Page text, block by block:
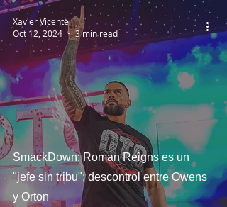
SmackDown: Roman Reigns es un
"jefe sin tribu"; descontrol entre Owens
y Orton
Xavier Vicente
Oct 12, 2024
3 min read